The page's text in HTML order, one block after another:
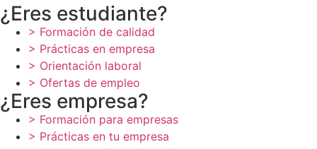
¿Eres estudiante?
> Formación de calidad
> Prácticas en empresa
> Orientación laboral
> Ofertas de empleo
¿Eres empresa?
> Formación para empresas
> Prácticas en tu empresa